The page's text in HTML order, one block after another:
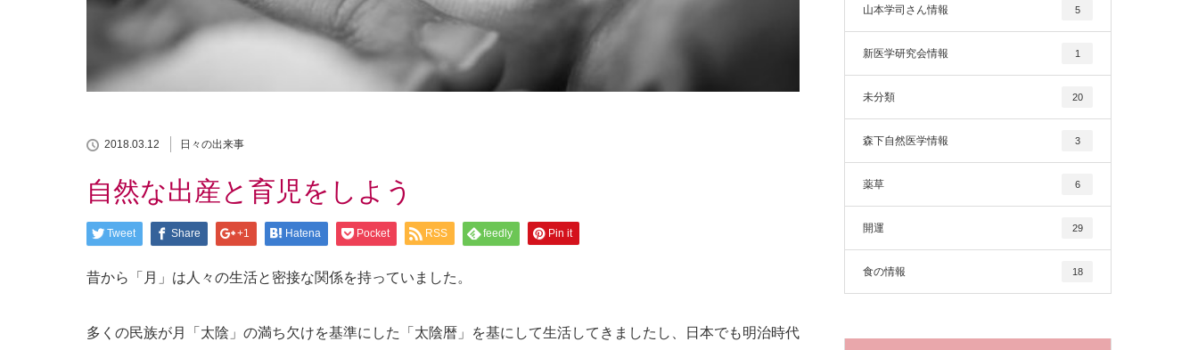
2018.03.12 日々の出来事
自然な出産と育児をしよう
Tweet Share +1 Hatena Pocket RSS feedly Pin it
昔から「月」は人々の生活と密接な関係を持っていました。
多くの民族が月「太陰」の満ち欠けを基準にした「太陰暦」を基にして生活してきましたし、日本でも明治時代
山本学司さん情報 5
新医学研究会情報 1
未分類 20
森下自然医学情報 3
薬草 6
開運 29
食の情報 18